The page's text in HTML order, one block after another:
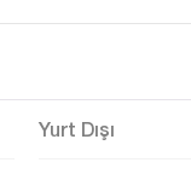
Yurt Dışı